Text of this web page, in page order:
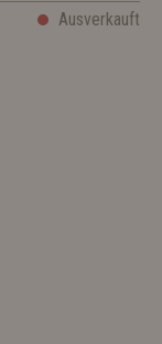
Ausverkauft